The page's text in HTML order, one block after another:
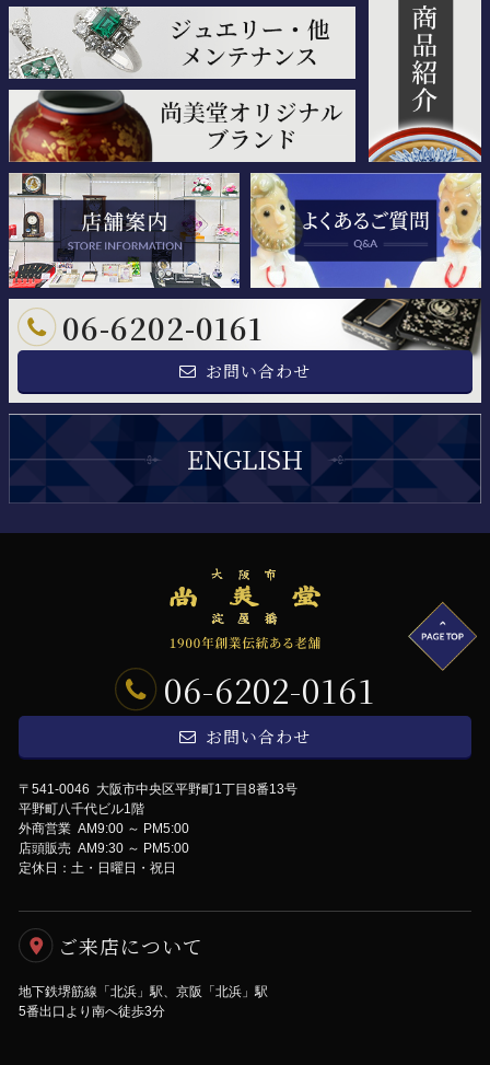
06-6202-0161
お問い合わせ
06-6202-0161
お問い合わせ
〒541-0046 大阪市中央区平野町1丁目8番13号
平野町八千代ビル1階
外商営業 AM9:00 ～ PM5:00
店頭販売 AM9:30 ～ PM5:00
定休日：土・日曜日・祝日
ご来店について
地下鉄堺筋線「北浜」駅、京阪「北浜」駅
5番出口より南へ徒歩3分